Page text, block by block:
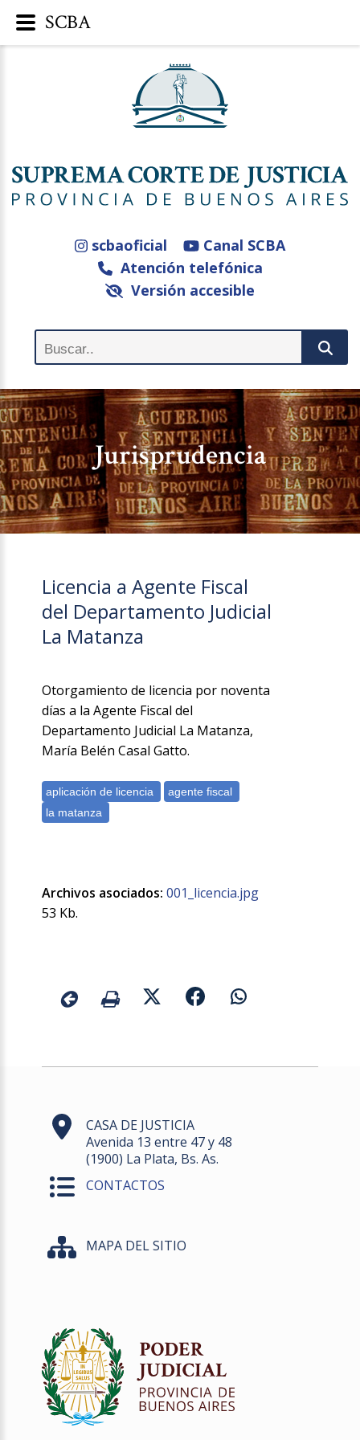
scbaoficial
Canal SCBA
Atención telefónica
Versión accesible
Jurisprudencia
Licencia a Agente Fiscal
del Departamento Judicial
La Matanza
Otorgamiento de licencia por noventa
días a la Agente Fiscal del
Departamento Judicial La Matanza,
María Belén Casal Gatto.
Archivos asociados: 001_licencia.jpg
53 Kb.
CASA DE JUSTICIA
Avenida 13 entre 47 y 48
(1900) La Plata, Bs. As.
CONTACTOS
MAPA DEL SITIO
SCBA